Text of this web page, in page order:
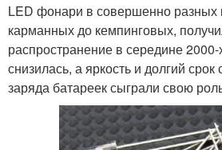
LED фонари в совершенно разных
карманных до кемпинговых,
распространение в середине
снизилась, а яркость и долгий
заряда батареек сыграли свою